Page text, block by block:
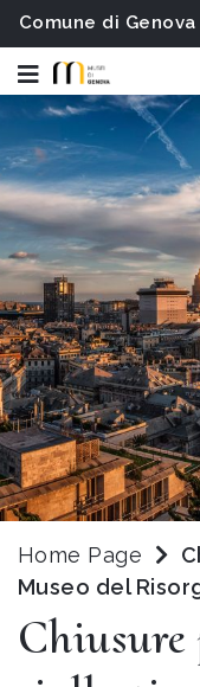
Comune di Genova
Home Page
Museo del
Chiusure